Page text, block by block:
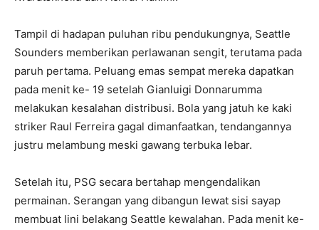
Tampil di hadapan puluhan ribu pendukungnya, Seattle
Sounders memberikan perlawanan sengit, terutama pada
paruh pertama. Peluang emas sempat mereka dapatkan
pada menit ke- 19 setelah Gianluigi Donnarumma
melakukan kesalahan distribusi. Bola yang jatuh ke kaki
striker Raul Ferreira gagal dimanfaatkan, tendangannya
justru melambung meski gawang terbuka lebar.
Setelah itu, PSG secara bertahap mengendalikan
permainan. Serangan yang dibangun lewat sisi sayap
membuat lini belakang Seattle kewalahan. Pada menit ke-